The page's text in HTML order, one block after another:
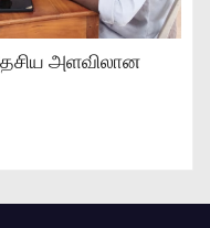
அளவிலான